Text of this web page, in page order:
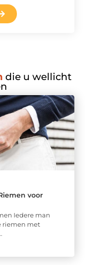
die u wellicht
voor
Iedere man
riemen met